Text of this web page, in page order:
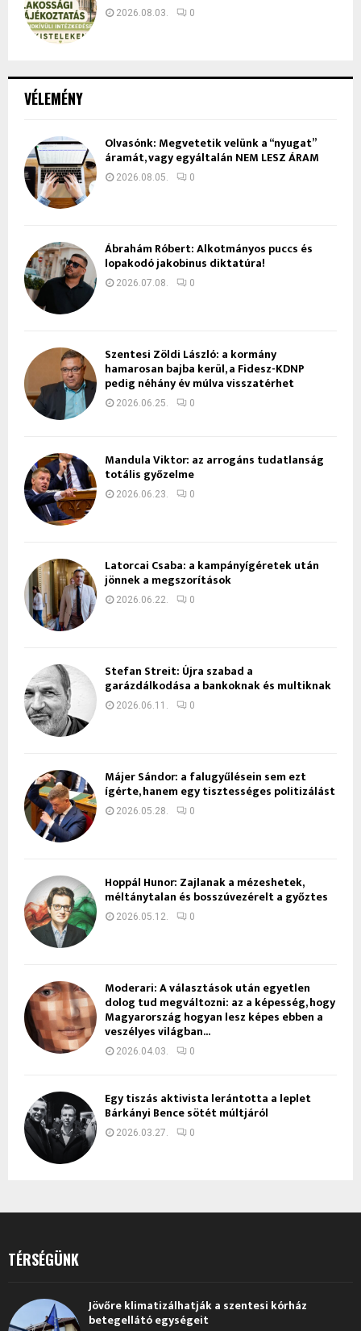
VÉLEMÉNY
Olvasónk: Megvetetik velünk a “nyugat”
áramát, vagy egyáltalán NEM LESZ ÁRAM
2026.08.05. 0
Ábrahám Róbert: Alkotmányos puccs és
lopakodó jakobinus diktatúra!
2026.07.08. 0
Szentesi Zöldi László: a kormány
hamarosan bajba kerül, a Fidesz-KDNP
pedig néhány év múlva visszatérhet
2026.06.25. 0
Mandula Viktor: az arrogáns tudatlanság
totális győzelme
2026.06.23. 0
Latorcai Csaba: a kampányígéretek után
jönnek a megszorítások
2026.06.22. 0
Stefan Streit: Újra szabad a
garázdálkodása a bankoknak és multiknak
2026.06.11. 0
Májer Sándor: a falugyűlésein sem ezt
ígérte, hanem egy tisztességes politizálást
2026.05.28. 0
Hoppál Hunor: Zajlanak a mézeshetek,
méltánytalan és bosszúvezérelt a győztes
2026.05.12. 0
Moderari: A választások után egyetlen
dolog tud megváltozni: az a képesség, hogy
Magyarország hogyan lesz képes ebben a
veszélyes világban...
2026.04.03. 0
Egy tiszás aktivista lerántotta a leplet
Bárkányi Bence sötét múltjáról
2026.03.27. 0
2026.08.03. 0
TÉRSÉGÜNK
Jövőre klimatizálhatják a szentesi kórház
betegellátó egységeit